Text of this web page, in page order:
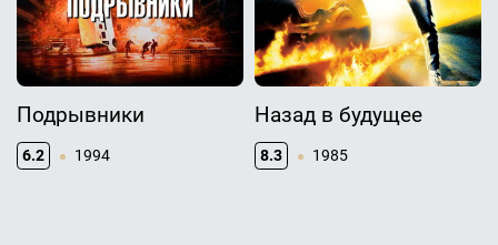
Подрывники
6.2 1994
Назад в будущее
8.3 1985